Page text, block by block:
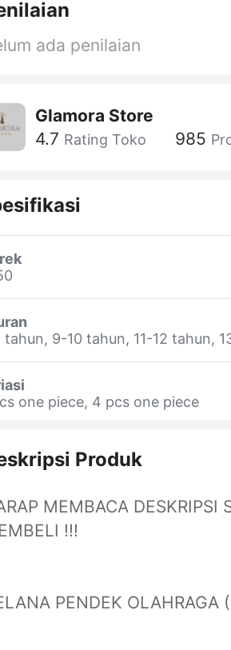
ada penilaian
Glamora Store
4.7 Rating Toko 985
tahun, 9-10 tahun, 11-12 tahun,
one piece, 4 pcs one piece
Produk
MEMBACA DESKRIPSI
!!!
PENDEK OLAHRAGA